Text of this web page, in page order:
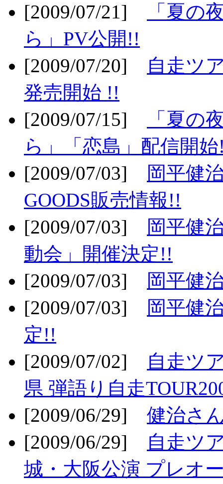
[2009/07/21]
「夏の
ら」PV公開!!
[2009/07/20]
自走ツ
発売開始 !!
[2009/07/15]
「夏の
ら」「恋島」配信開
[2009/07/03]
岡平健
GOODS販売情報!!
[2009/07/03]
岡平健
動会」開催決定!!
[2009/07/03]
岡平健
[2009/07/03]
岡平健
定!!
[2009/07/02]
自走ツ
県 弾語り自走
[2009/06/29] 健治さ
[2009/06/29]
自走ツ
城・大阪公演 プレオ